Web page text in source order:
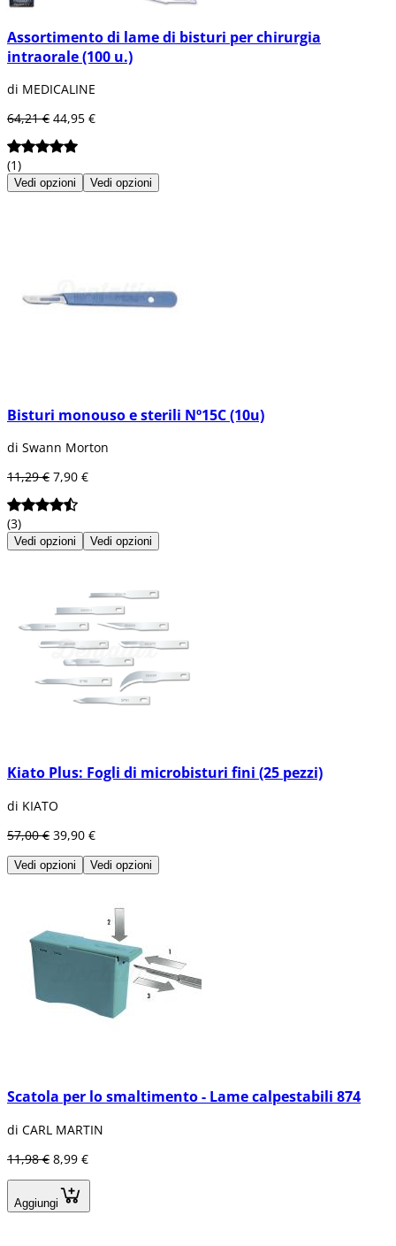
Assortimento di lame di bisturi per chirurgia
intraorale (100 u.)
di MEDICALINE
64,21 € 44,95 €
(1)
Vedi opzioni Vedi opzioni
Bisturi monouso e sterili Nº15C (10u)
di Swann Morton
11,29 € 7,90 €
(3)
Vedi opzioni Vedi opzioni
Kiato Plus: Fogli di microbisturi fini (25 pezzi)
di KIATO
57,00 € 39,90 €
Vedi opzioni Vedi opzioni
Scatola per lo smaltimento - Lame calpestabili 874
di CARL MARTIN
11,98 € 8,99 €
Aggiungi